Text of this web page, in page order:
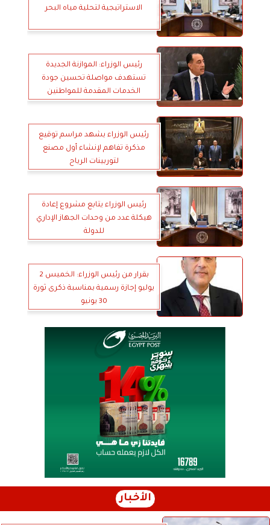
الاستراتيجية لتحلية مياه البحر
رئيس الوزراء: الموازنة الجديدة
تستهدف مواصلة تحسين جودة
الخدمات المقدمة للمواطنين
رئيس الوزراء يشهد مراسم توقيع
مذكرة تفاهم لإنشاء أول مصنع
لتوربينات الرياح
رئيس الوزراء يتابع مشروع إعادة
هيكلة عدد من وحدات الجهاز الإداري
للدولة
بقرار من رئيس الوزراء: الخميس 2
يوليو إجازة رسمية بمناسبة ذكرى ثورة
30 يونيو
الأخبار